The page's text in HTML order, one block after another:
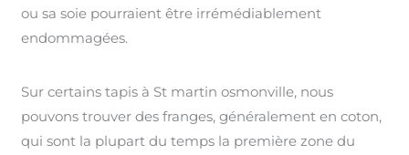
ou sa soie pourraient être irrémédiablement
endommagées.
Sur certains tapis à St martin osmonville, nous
pouvons trouver des franges, généralement en coton,
qui sont la plupart du temps la première zone du